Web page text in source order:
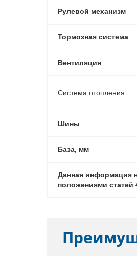
Рулевой механизм
Тормозная система
Вентиляция
Система отопления
Шины
База, мм
Данная информация
положениями статей